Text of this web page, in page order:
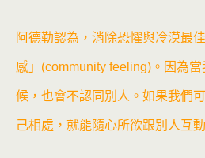
阿德勒認為，消除恐懼與冷漠最
感」(community feeling)。因為
候，也會不認同別人。如果我們
己相處，就能隨心所欲跟別人互動